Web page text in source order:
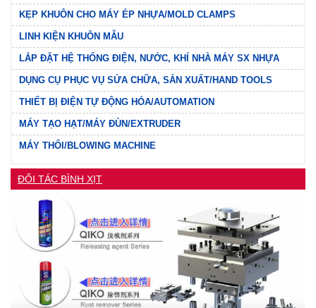
KẸP KHUÔN CHO MÁY ÉP NHỰA/MOLD CLAMPS
LINH KIỆN KHUÔN MẪU
LẮP ĐẶT HỆ THỐNG ĐIỆN, NƯỚC, KHÍ NHÀ MÁY SX NHỰA
DỤNG CỤ PHỤC VỤ SỬA CHỮA, SẢN XUẤT/HAND TOOLS
THIẾT BỊ ĐIỆN TỰ ĐỘNG HÓA/AUTOMATION
MÁY TẠO HẠT/MÁY ĐÙN/EXTRUDER
MÁY THỔI/BLOWING MACHINE
ĐỐI TÁC BÌNH XỊT